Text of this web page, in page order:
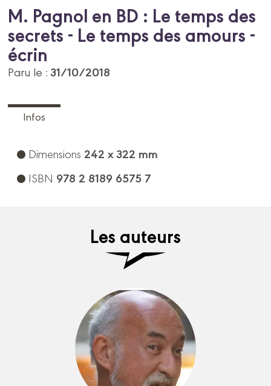
M. Pagnol en BD : Le temps des
secrets - Le temps des amours -
écrin
Paru le :31/10/2018
Infos
Dimensions 242 x 322 mm
ISBN 978 2 8189 6575 7
Les auteurs